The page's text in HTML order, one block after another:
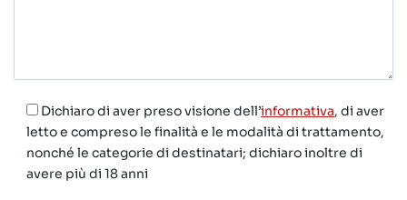
Dichiaro di aver preso visione dell’informativa, di aver
letto e compreso le finalità e le modalità di trattamento,
nonché le categorie di destinatari; dichiaro inoltre di
avere più di 18 anni